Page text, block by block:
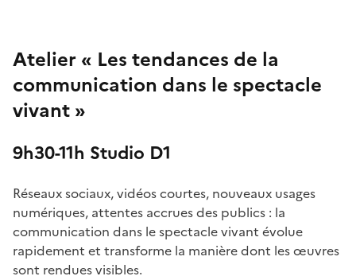
Atelier « Les tendances de la
communication dans le spectacle
vivant »
9h30-11h Studio D1
Réseaux sociaux, vidéos courtes, nouveaux usages
numériques, attentes accrues des publics : la
communication dans le spectacle vivant évolue
rapidement et transforme la manière dont les œuvres
sont rendues visibles.